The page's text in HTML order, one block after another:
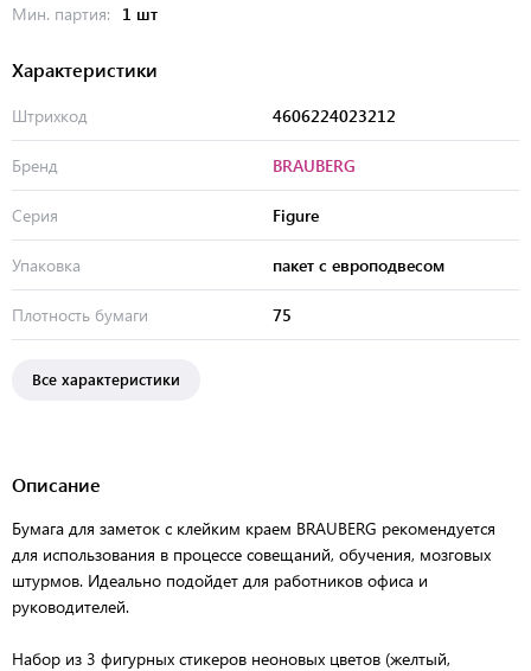
Мин. партия:
1 шт
Характеристики
Штрихкод 4606224023212
Бренд BRAUBERG
Серия Figure
Упаковка пакет с европодвесом
Плотность бумаги 75
Все характеристики
Описание
Бумага для заметок с клейким краем BRAUBERG рекомендуется
для использования в процессе совещаний, обучения, мозговых
штурмов. Идеально подойдет для работников офиса и
руководителей.
Набор из 3 фигурных стикеров неоновых цветов (желтый,